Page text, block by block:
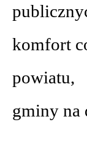
komfort
powiatu,
gminy na